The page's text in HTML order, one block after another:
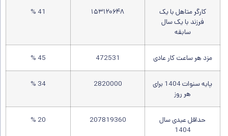
کارگر متاهل با یک
فرزند با یک سال
سابقه
۱۵۳۱۲۰۶۴۸ 41 %
مزد هر ساعت کار عادی 472531
45 %
پایه سنوات 1404 برای
هر روز
2820000
34 %
حداقل عیدی سال
1404
207819360
20 %